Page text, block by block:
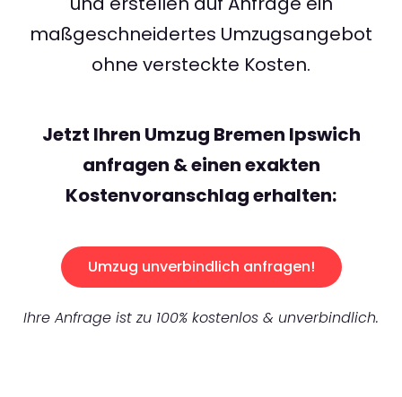
maßgeschneidertes Umzugsangebot
ohne versteckte Kosten.
Jetzt Ihren Umzug Bremen Ipswich
anfragen & einen exakten
Kostenvoranschlag erhalten:
Umzug unverbindlich anfragen!
Ihre Anfrage ist zu 100% kostenlos & unverbindlich.